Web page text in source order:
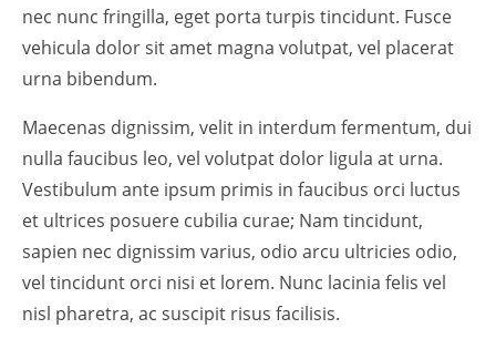
nec nunc fringilla, eget porta turpis tincidunt. Fusce
vehicula dolor sit amet magna volutpat, vel placerat
urna bibendum.
Maecenas dignissim, velit in interdum fermentum, dui
nulla faucibus leo, vel volutpat dolor ligula at urna.
Vestibulum ante ipsum primis in faucibus orci luctus
et ultrices posuere cubilia curae; Nam tincidunt,
sapien nec dignissim varius, odio arcu ultricies odio,
vel tincidunt orci nisi et lorem. Nunc lacinia felis vel
nisl pharetra, ac suscipit risus facilisis.